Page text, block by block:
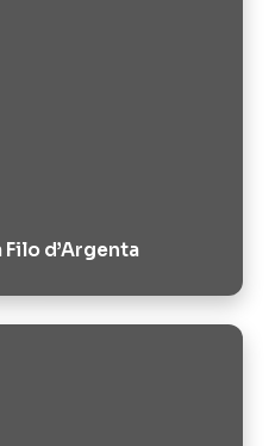
Filo d’Argenta